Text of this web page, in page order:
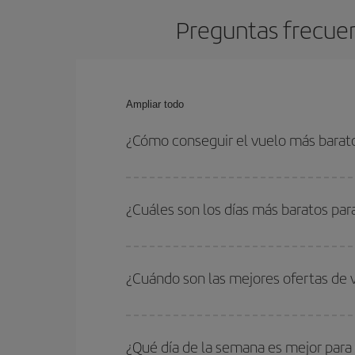
Preguntas
Ampliar todo
¿Cómo conseguir el vuelo más
fechas y horarios de ida y vuelta.
¿Cuáles son los días más baratos
quieres ir y en qué fechas habías pensado
para que puedas encontrar la mejor oferta.
¿Cuándo son las mejores ofertas
periodos de vacaciones escolares son
¿Qué día de la semana es mejor